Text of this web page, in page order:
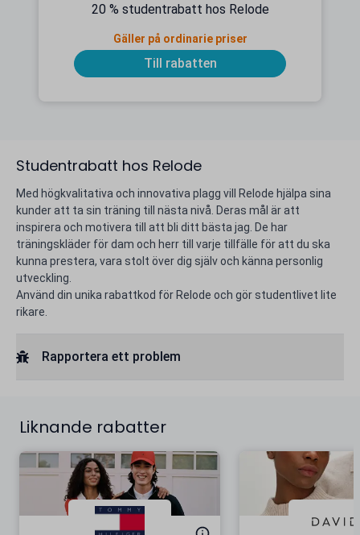
20 % studentrabatt hos Relode
Gäller på ordinarie priser
Till rabatten
Studentrabatt hos Relode
Med högkvalitativa och innovativa plagg vill Relode hjälpa sina
kunder att ta sin träning till nästa nivå. Deras mål är att
inspirera och motivera till att bli ditt bästa jag. De har
träningskläder för dam och herr till varje tillfälle för att du ska
kunna prestera, vara stolt över dig själv och känna personlig
utveckling.
Använd din unika rabattkod för Relode och gör studentlivet lite
rikare.
Rapportera ett problem
Liknande rabatter